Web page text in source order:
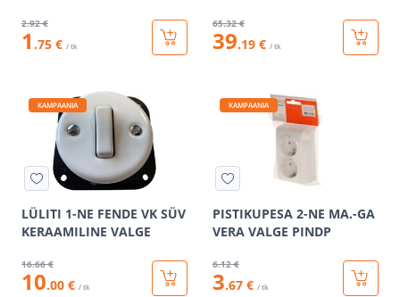
2.92 €
1 .75 € / tk
65.32 €
39.19 € / tk
KAMPAANIA
LÜLITI 1-NE FENDE VK SÜV
KERAAMILINE VALGE
16.66 €
10.00 € / tk
KAMPAANIA
PISTIKUPESA 2-NE MA.-GA
VERA VALGE PINDP
6.12 €
3.67 € / tk